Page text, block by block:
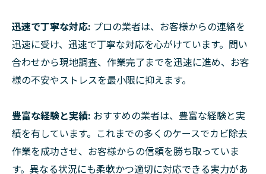
迅速で丁寧な対応: プロの業者は、お客様からの連絡を
迅速に受け、迅速で丁寧な対応を心がけています。問い
合わせから現地調査、作業完了までを迅速に進め、お客
様の不安やストレスを最小限に抑えます。
豊富な経験と実績: おすすめの業者は、豊富な経験と実
績を有しています。これまでの多くのケースでカビ除去
作業を成功させ、お客様からの信頼を勝ち取っていま
す。異なる状況にも柔軟かつ適切に対応できる実力があ